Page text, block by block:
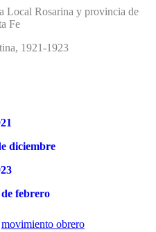
Local Rosarina y provincia de
Fe
1921-1923
diciembre
de febrero
movimiento obrero